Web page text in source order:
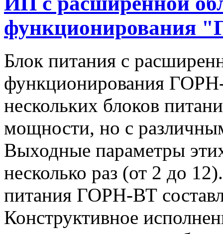
функционирования
Блок питания с
функционирования
нескольких блоков
мощности, но с
Выходные параметры
несколько раз (от 2 до
питания ГОРН-ВТ
Конструктивное